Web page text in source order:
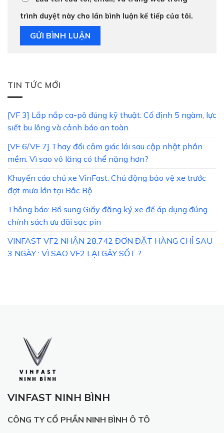
trình duyệt này cho lần bình luận kế tiếp của tôi.
TIN TỨC MỚI
[VF 3] Lắp nắp ca-pô đúng kỹ thuật: Cố định 5 ngàm, lực
siết bu lông và cảnh báo an toàn
[VF 6/VF 7] Thay đổi cảm giác lái sau cập nhật phần
mềm: Vì sao vô lăng có thể nặng hơn?
Khuyến cáo chủ xe VinFast: Chủ động bảo vệ xe trước
đợt mưa lớn tại Bắc Bộ
Thông báo: Bổ sung Giấy đăng ký xe để áp dụng đúng
chính sách ưu đãi sạc pin
VINFAST VF2 NHẬN 28.742 ĐƠN ĐẶT HÀNG CHỈ SAU
3 NGÀY : VÌ SAO VF2 LẠI GÂY SỐT ?
VINFAST NINH BÌNH
CÔNG TY CỔ PHẦN NINH BÌNH Ô TÔ